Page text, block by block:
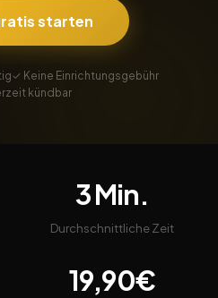
starten
✓ Keine Einrichtungsgebühr
kündbar
3 Min.
Durchschnittliche Zeit
19,90€